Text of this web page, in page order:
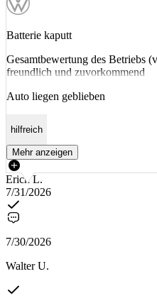
Batterie kaputt
Gesamtbewertung des Betriebs
freundlich und zuvorkommend
Auto liegen geblieben
hilfreich
Mehr anzeigen
Erich L.
7/31/2026
7/30/2026
Walter U.